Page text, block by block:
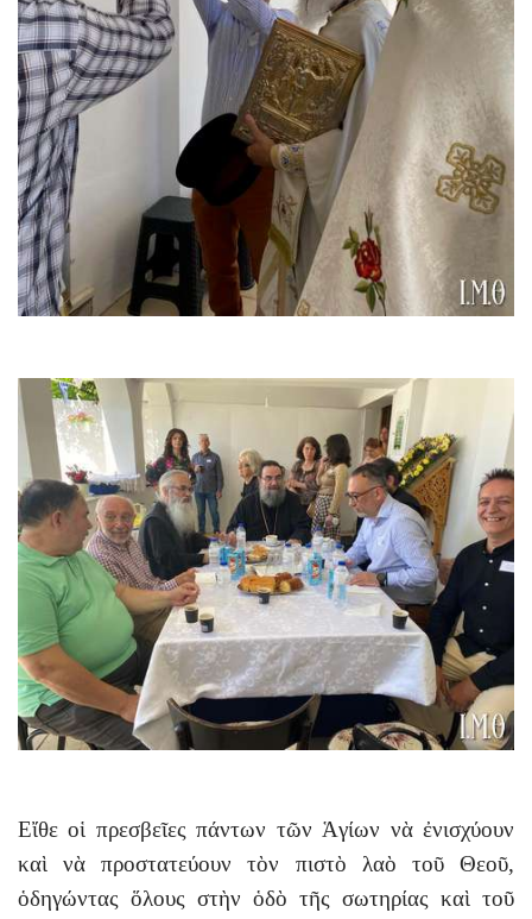
Εἴθε οἱ πρεσβεῖες πάντων τῶν Ἁγίων νὰ ἐνισχύουν
καὶ νὰ προστατεύουν τὸν πιστὸ λαὸ τοῦ Θεοῦ,
ὁδηγώντας ὅλους στὴν ὁδὸ τῆς σωτηρίας καὶ τοῦ